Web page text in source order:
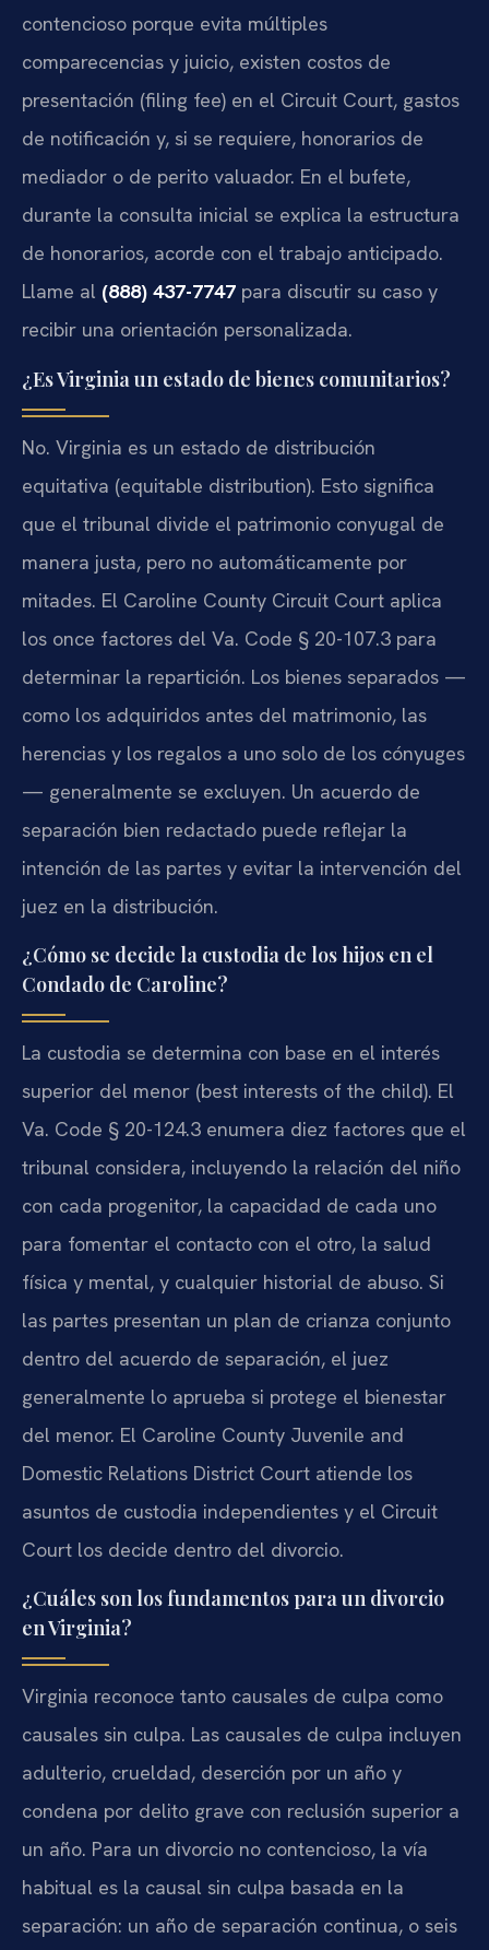
contencioso porque evita múltiples
comparecencias y juicio, existen costos de
presentación (filing fee) en el Circuit Court, gastos
de notificación y, si se requiere, honorarios de
mediador o de perito valuador. En el bufete,
durante la consulta inicial se explica la estructura
de honorarios, acorde con el trabajo anticipado.
Llame al (888) 437-7747 para discutir su caso y
recibir una orientación personalizada.
¿Es Virginia un estado de bienes comunitarios?
No. Virginia es un estado de distribución
equitativa (equitable distribution). Esto significa
que el tribunal divide el patrimonio conyugal de
manera justa, pero no automáticamente por
mitades. El Caroline County Circuit Court aplica
los once factores del Va. Code § 20-107.3 para
determinar la repartición. Los bienes separados —
como los adquiridos antes del matrimonio, las
herencias y los regalos a uno solo de los cónyuges
— generalmente se excluyen. Un acuerdo de
separación bien redactado puede reflejar la
intención de las partes y evitar la intervención del
juez en la distribución.
¿Cómo se decide la custodia de los hijos en el
Condado de Caroline?
La custodia se determina con base en el interés
superior del menor (best interests of the child). El
Va. Code § 20-124.3 enumera diez factores que el
tribunal considera, incluyendo la relación del niño
con cada progenitor, la capacidad de cada uno
para fomentar el contacto con el otro, la salud
física y mental, y cualquier historial de abuso. Si
las partes presentan un plan de crianza conjunto
dentro del acuerdo de separación, el juez
generalmente lo aprueba si protege el bienestar
del menor. El Caroline County Juvenile and
Domestic Relations District Court atiende los
asuntos de custodia independientes y el Circuit
Court los decide dentro del divorcio.
¿Cuáles son los fundamentos para un divorcio
en Virginia?
Virginia reconoce tanto causales de culpa como
causales sin culpa. Las causales de culpa incluyen
adulterio, crueldad, deserción por un año y
condena por delito grave con reclusión superior a
un año. Para un divorcio no contencioso, la vía
habitual es la causal sin culpa basada en la
separación: un año de separación continua, o seis